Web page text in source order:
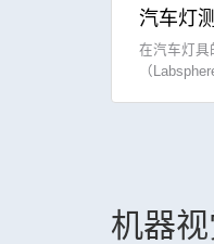
汽车灯
在汽车灯具
（
机器